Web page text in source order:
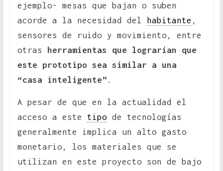
ejemplo- mesas que bajan o suben
acorde a la necesidad del
habitante ,
sensores de ruido y movimiento, entre
otras
herramientas que lograrían que
este prototipo sea similar a una
“casa inteligente” .
A pesar de que en la actualidad el
acceso a este tipode tecnologías
generalmente implica un alto gasto
monetario, los materiales que se
utilizan en este proyecto son de bajo